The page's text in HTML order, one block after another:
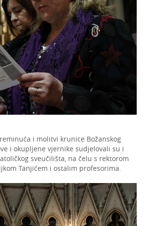
i molitvi krunice Božanskog
i okupljene vjernike sudjelovali su i
sveučilišta, na čelu s rektorom
Tanjićem i ostalim profesorima.